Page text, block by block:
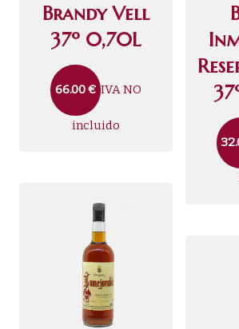
Brandy Vell
37º 0,70L
66.00€ IVA NO
incluido